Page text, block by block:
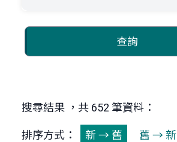
查詢
搜尋結果 ，共 652 筆資料：
排序方式： 新 → 舊 舊 → 新